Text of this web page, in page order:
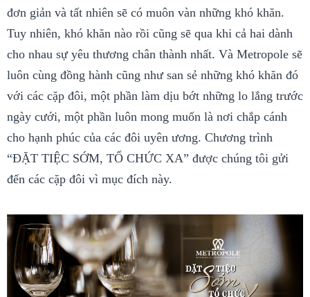
đơn giản và tất nhiên sẽ có muôn vàn những khó khăn.
Tuy nhiên, khó khăn nào rồi cũng sẽ qua khi cả hai dành
cho nhau sự yêu thương chân thành nhất. Và Metropole sẽ
luôn cùng đồng hành cũng như san sẻ những khó khăn đó
với các cặp đôi, một phần làm dịu bớt những lo lắng trước
ngày cưới, một phần luôn mong muốn là nơi chắp cánh
cho hạnh phúc của các đôi uyên ương. Chương trình
“ĐẶT TIỆC SỚM, TỔ CHỨC XA” được chúng tôi gửi
đến các cặp đôi vì mục đích này.